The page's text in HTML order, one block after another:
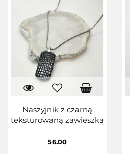
Naszyjnik z czarną
teksturowaną zawieszką
56.00